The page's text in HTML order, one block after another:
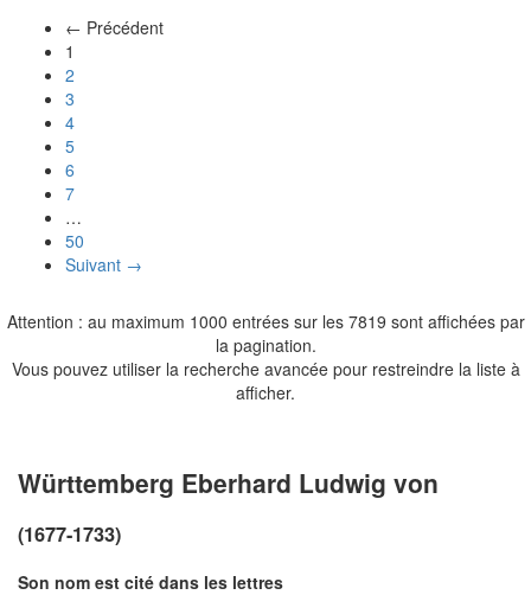
← Précédent
1
2
3
4
5
6
7
…
50
Suivant →
Attention : au maximum 1000 entrées sur les 7819 sont affichées par
la pagination.
Vous pouvez utiliser la recherche avancée pour restreindre la liste à
afficher.
Württemberg Eberhard Ludwig von
(1677-1733)
Son nom est cité dans les lettres